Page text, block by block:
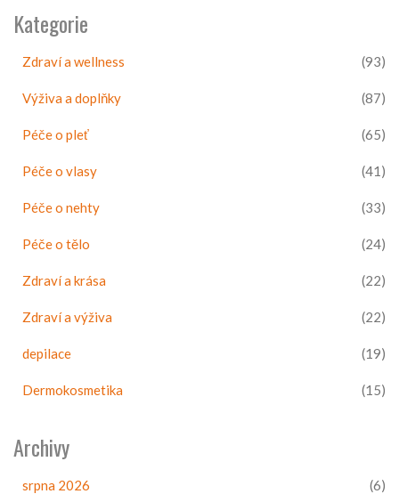
Kategorie
Zdraví a wellness (93)
Výživa a doplňky (87)
Péče o pleť (65)
Péče o vlasy (41)
Péče o nehty (33)
Péče o tělo (24)
Zdraví a krása (22)
Zdraví a výživa (22)
depilace (19)
Dermokosmetika (15)
Archivy
srpna 2026 (6)